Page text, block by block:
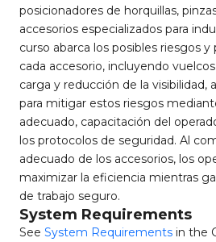
posicionadores de horquillas,
accesorios especializados para
curso abarca los posibles riesgos
cada accesorio, incluyendo
carga y reducción de la visibilidad,
para mitigar estos riesgos
adecuado, capacitación del
los protocolos de seguridad. Al
adecuado de los accesorios, los
maximizar la eficiencia mientras
de trabajo seguro.
System Requirements
See System Requirements in the